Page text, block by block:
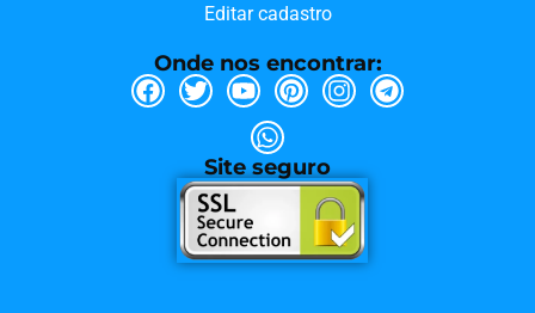
Editar cadastro
Onde nos encontrar:
Site seguro